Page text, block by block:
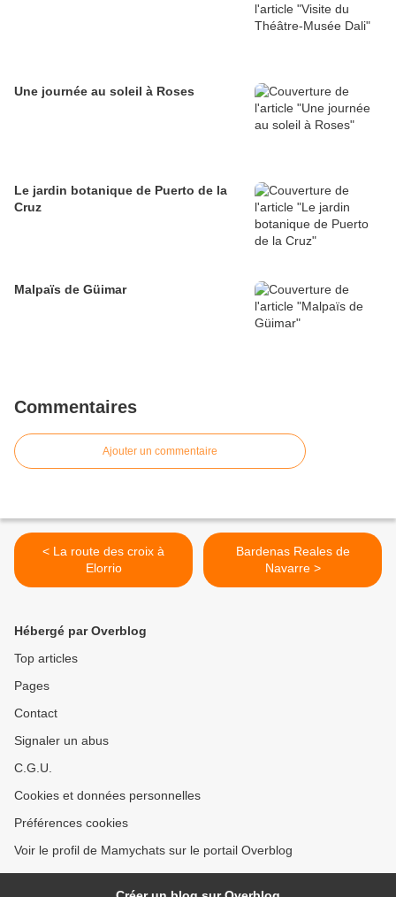
Une journée au soleil à Roses
Le jardin botanique de Puerto de la
Cruz
Malpaïs de Güimar
Commentaires
Ajouter un commentaire
< La route des croix à
Elorrio
Bardenas Reales de
Navarre >
Hébergé par Overblog
Top articles
Pages
Contact
Signaler un abus
C.G.U.
Cookies et données personnelles
Préférences cookies
Voir le profil de Mamychats sur le portail Overblog